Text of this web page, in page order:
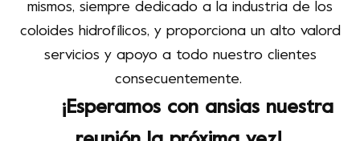
mismos, siempre dedicado a la industria de los
coloides hidrofílicos, y proporciona un alto valord
servicios y apoyo a todo nuestroclientes
consecuentemente.
¡Esperamos con ansias nuestra